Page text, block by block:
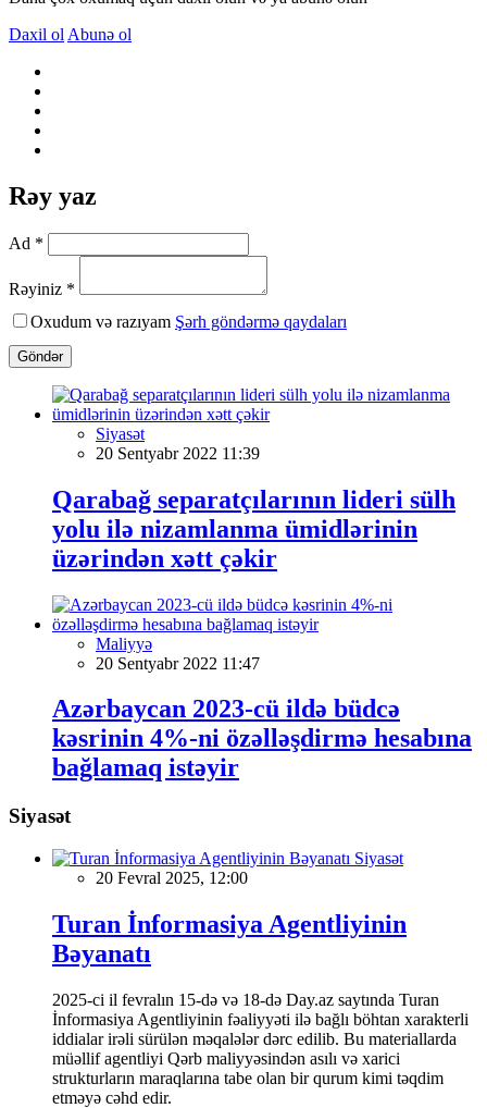
Daxil ol Abunə ol
Rəy yaz
Ad *
Rəyiniz *
Oxudum və razıyam Şərh göndərmə qaydaları
Göndər
Siyasət
20 Sentyabr 2022 11:39
Qarabağ separatçılarının lideri sülh
yolu ilə nizamlanma ümidlərinin
üzərindən xətt çəkir
Maliyyə
20 Sentyabr 2022 11:47
Azərbaycan 2023-cü ildə büdcə
kəsrinin 4%-ni özəlləşdirmə hesabına
bağlamaq istəyir
Siyasət
Siyasət
20 Fevral 2025, 12:00
Turan İnformasiya Agentliyinin
Bəyanatı
2025-ci il fevralın 15-də və 18-də Day.az saytında Turan
İnformasiya Agentliyinin fəaliyyəti ilə bağlı böhtan xarakterli
iddialar irəli sürülən məqalələr dərc edilib. Bu materiallarda
müəllif agentliyi Qərb maliyyəsindən asılı və xarici
strukturların maraqlarına tabe olan bir qurum kimi təqdim
etməyə cəhd edir.